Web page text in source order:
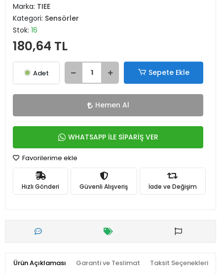
Marka: TIEE
Kategori: Sensörler
Stok: 16
180,64 TL
Adet Sepete Ekle
Hemen Al
WHATSAPP İLE SİPARİŞ VER
Favorilerime ekle
Hızlı Gönderi Güvenli Alışveriş İade ve Değişim
Ürün Açıklaması Garanti ve Teslimat Taksit Seçenekleri